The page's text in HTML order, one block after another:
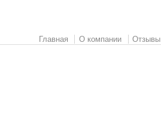
Главная О компании Отзывы